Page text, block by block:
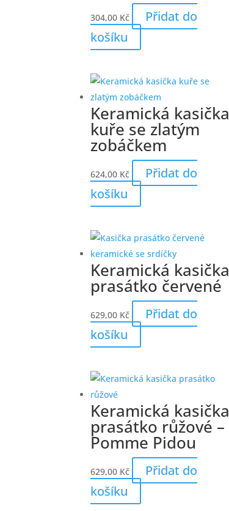
304,00 Kč
Přidat do
košíku
Keramická kasička
kuře se zlatým
zobáčkem
624,00 Kč
Přidat do
košíku
Keramická kasička
prasátko červené
629,00 Kč
Přidat do
košíku
Keramická kasička
prasátko růžové –
Pomme Pidou
629,00 Kč
Přidat do
košíku